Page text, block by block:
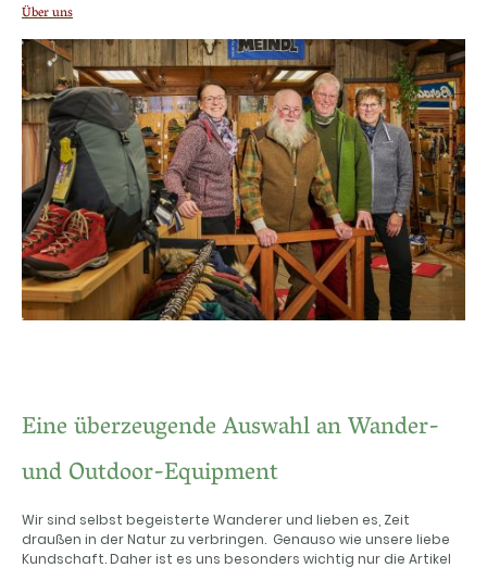
Über uns
Eine überzeugende Auswahl an Wander-
und Outdoor-Equipment
Wir sind selbst begeisterte Wanderer und lieben es, Zeit
draußen in der Natur zu verbringen. Genauso wie unsere liebe
Kundschaft. Daher ist es uns besonders wichtig nur die Artikel